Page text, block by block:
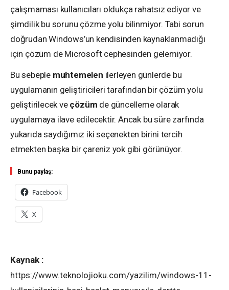
çalışmaması kullanıcıları oldukça rahatsız ediyor ve
şimdilik bu sorunu çözme yolu bilinmiyor. Tabi sorun
doğrudan Windows’un kendisinden kaynaklanmadığı
için çözüm de Microsoft cephesinden gelemiyor.
Bu sebeple muhtemelen ilerleyen günlerde bu
uygulamanın geliştiricileri tarafından bir çözüm yolu
geliştirilecek ve çözüm de güncelleme olarak
uygulamaya ilave edilecektir. Ancak bu süre zarfında
yukarıda saydığımız iki seçenekten birini tercih
etmekten başka bir çareniz yok gibi görünüyor.
Bunu paylaş:
Facebook
X
Kaynak :
https://www.teknolojioku.com/yazilim/windows-11-